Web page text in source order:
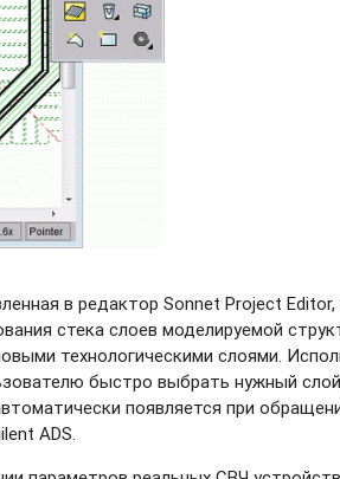
в редактор Sonnet Project
стека слоев моделируемой
технологическими слоями.
быстро выбрать нужный
появляется при
ADS.